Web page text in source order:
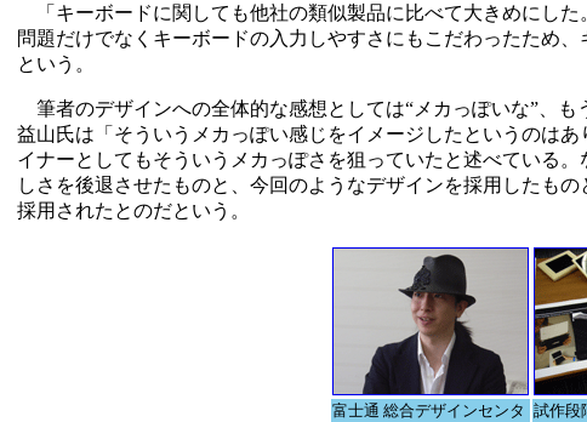
「キーボードに関しても他社の類似製品に比べて大きめにし
問題だけでなくキーボードの入力しやすさにもこだわったため
という。
筆者のデザインへの全体的な感想としては“メカっぽいな”、も
益山氏は「そういうメカっぽい感じをイメージしたというのは
イナーとしてもそういうメカっぽさを狙っていたと述べている
しさを後退させたものと、今回のようなデザインを採用したも
採用されたとのだという。
富士通 総合デザインセンタ 試作段